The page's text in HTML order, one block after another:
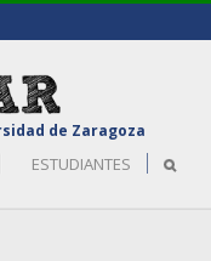
de Zaragoza
ESTUDIANTES